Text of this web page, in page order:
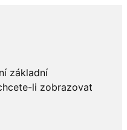
základní
li zobrazovat